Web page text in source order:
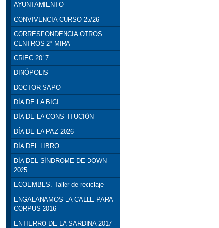
AYUNTAMIENTO
CONVIVENCIA CURSO 25/26
CORRESPONDENCIA OTROS
CENTROS 2º MIRA
CRIEC 2017
DINÓPOLIS
DOCTOR SAPO
DÍA DE LA BICI
DÍA DE LA CONSTITUCIÓN
DÍA DE LA PAZ 2026
DÍA DEL LIBRO
DÍA DEL SÍNDROME DE DOWN
2025
ECOEMBES. Taller de reciclaje
ENGALANAMOS LA CALLE PARA
CORPUS 2016
ENTIERRO DE LA SARDINA 2017 -